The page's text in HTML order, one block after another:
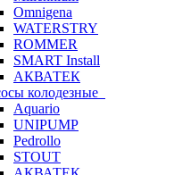
Omnigena
WATERSTRY
ROMMER
SMART Install
АКВАТЕК
колодезные
Aquario
UNIPUMP
Pedrollo
STOUT